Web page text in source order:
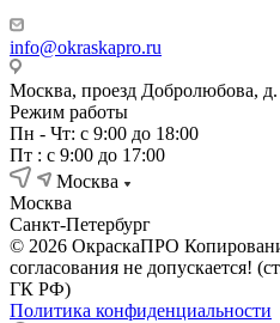
info@okraskapro.ru
Москва, проезд Добролюбова, д.
Режим работы
Пн - Чт: с 9:00 до 18:00
Пт : с 9:00 до 17:00
Москва
Москва
Санкт-Петербург
© 2026 ОкраскаПРО
согласования не допускается!
ГК РФ)
Политика конфиденциальности